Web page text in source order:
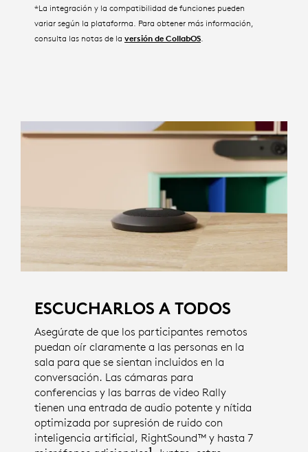
*La integración y la compatibilidad de funciones pueden
variar según la plataforma. Para obtener más información,
consulta las notas de la versión de CollabOS
ESCUCHARLOS A TODOS
Asegúrate de que los participantes remotos
puedan oír claramente a las personas en la
sala para que se sientan incluidos en la
conversación. Las cámaras para
conferencias y las barras de video Rally
tienen una entrada de audio potente y nítida
optimizada por supresión de ruido con
inteligencia artificial, RightSound™ y hasta 7
1